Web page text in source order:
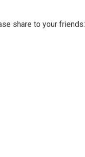
share to your friends: